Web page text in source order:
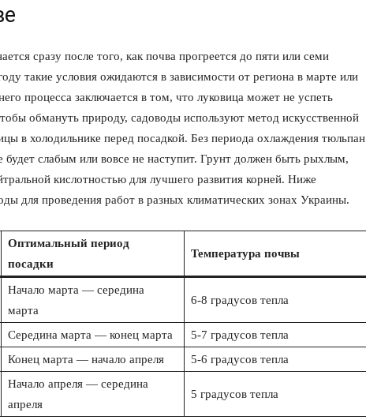
КавПолит
О нас
сразу после того, как почва прогреется до пяти или семи
такие условия ожидаются в зависимости от региона в марте или
процесса заключается в том, что луковица может не успеть
обмануть природу, садоводы используют метод искусственной
в холодильнике перед посадкой. Без периода охлаждения тюльпан
будет слабым или вовсе не наступит. Грунт должен быть рыхлым,
кислотностью для лучшего развития корней. Ниже
для проведения работ в разных климатических зонах Украины.
Оптимальный период
посадки
Температура почвы
Начало марта — середина
марта
6-8 градусов тепла
Середина марта — конец марта
5-7 градусов тепла
Конец марта — начало апреля 5-6 градусов тепла
Начало апреля — середина
апреля
5 градусов тепла